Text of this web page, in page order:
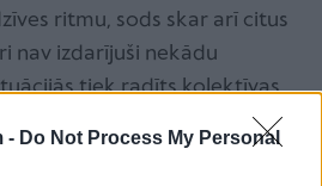
- Do Not Process My Personal
ritmu, sods skar arī citus
nav izdarījuši nekādu
tiek radīts kolektīvas
ir pretrunā ar krimināltiesību